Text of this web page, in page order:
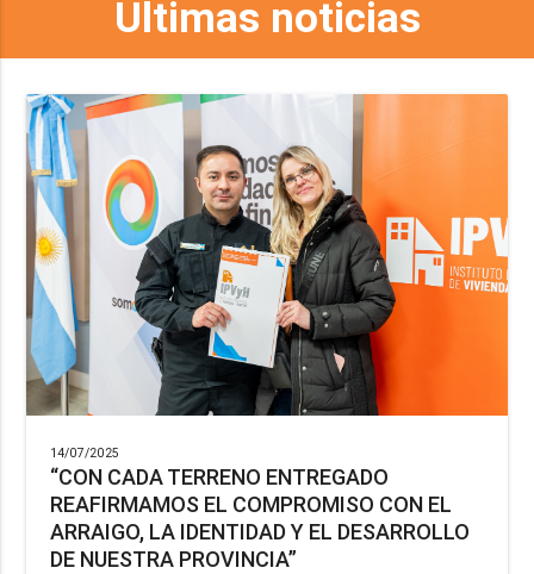
Últimas noticias
14/07/2025
“CON CADA TERRENO ENTREGADO
REAFIRMAMOS EL COMPROMISO CON EL
ARRAIGO, LA IDENTIDAD Y EL DESARROLLO
DE NUESTRA PROVINCIA”